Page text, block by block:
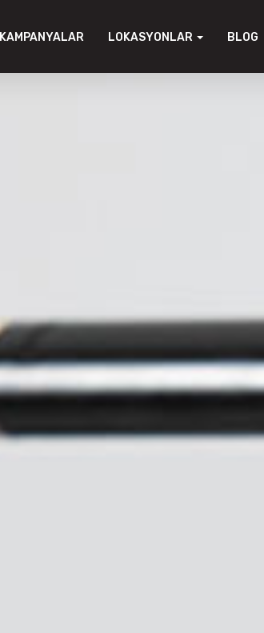
KAMPANYALAR LOKASYONLAR BLOG